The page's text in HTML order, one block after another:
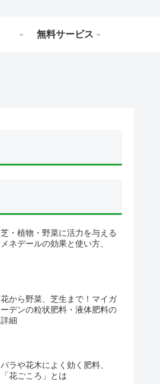
無料サービス
芝・植物・野菜に活力を与える
メネデールの効果と使い方、
花から野菜、芝生まで！マイガ
ーデンの粒状肥料・液体肥料の
詳細
バラや花木によく効く肥料、
「花ごころ」とは